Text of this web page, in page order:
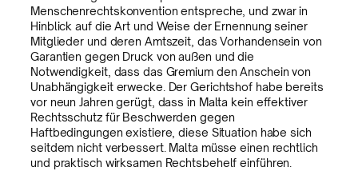
Menschenrechtskonvention entspreche, und zwar in
Hinblick auf die Art und Weise der Ernennung seiner
Mitglieder und deren Amtszeit, das Vorhandensein von
Garantien gegen Druck von außen und die
Notwendigkeit, dass das Gremium den Anschein von
Unabhängigkeit erwecke. Der Gerichtshof habe bereits
vor neun Jahren gerügt, dass in Malta kein effektiver
Rechtsschutz für Beschwerden gegen
Haftbedingungen existiere, diese Situation habe sich
seitdem nicht verbessert. Malta müsse einen rechtlich
und praktisch wirksamen Rechtsbehelf einführen.